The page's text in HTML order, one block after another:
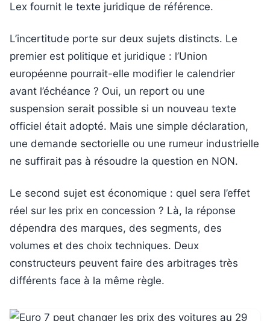
Lex fournit le texte juridique de référence.
L’incertitude porte sur deux sujets distincts. Le
premier est politique et juridique : l’Union
européenne pourrait-elle modifier le calendrier
avant l’échéance ? Oui, un report ou une
suspension serait possible si un nouveau texte
officiel était adopté. Mais une simple déclaration,
une demande sectorielle ou une rumeur industrielle
ne suffirait pas à résoudre la question en NON.
Le second sujet est économique : quel sera l’effet
réel sur les prix en concession ? Là, la réponse
dépendra des marques, des segments, des
volumes et des choix techniques. Deux
constructeurs peuvent faire des arbitrages très
différents face à la même règle.